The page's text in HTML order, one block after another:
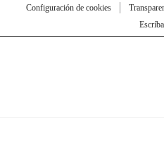
Configuración de cookies